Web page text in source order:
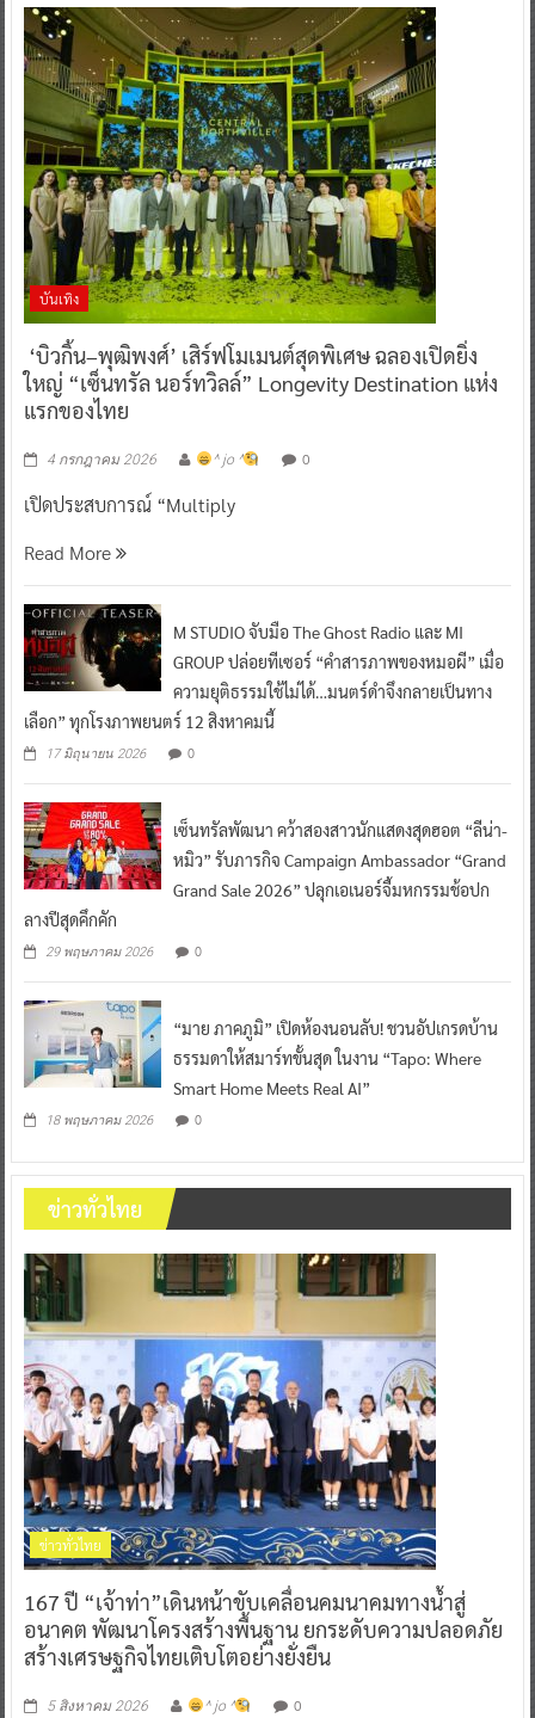
บันเทิง
‘บิวกิ้น–พุฒิพงศ์’ เสิร์ฟโมเมนต์สุดพิเศษ ฉลองเปิดยิ่ง
ใหญ่ “เซ็นทรัล นอร์ทวิลล์” Longevity Destination แห่ง
แรกของไทย
4 กรกฎาคม 2026 ^ jo ^ 0
เปิดประสบการณ์ “Multiply
Read More
M STUDIO จับมือ The Ghost Radio และ MI
GROUP ปล่อยทีเซอร์ “คำสารภาพของหมอผี” เมื่อ
ความยุติธรรมใช้ไม่ได้…มนตร์ดำจึงกลายเป็นทาง
เลือก” ทุกโรงภาพยนตร์ 12 สิงหาคมนี้
17 มิถุนายน 2026 0
เซ็นทรัลพัฒนา คว้าสองสาวนักแสดงสุดฮอต “ลีน่า-
หมิว” รับภารกิจ Campaign Ambassador “Grand
Grand Sale 2026” ปลุกเอเนอร์จี้มหกรรมช้อปก
ลางปีสุดคึกคัก
29 พฤษภาคม 2026 0
“มาย ภาคภูมิ” เปิดห้องนอนลับ! ชวนอัปเกรดบ้าน
ธรรมดาให้สมาร์ทขั้นสุด ในงาน “Tapo: Where
Smart Home Meets Real AI”
18 พฤษภาคม 2026 0
ข่าวทั่วไทย
ข่าวทั่วไทย
167 ปี “เจ้าท่า”เดินหน้าขับเคลื่อนคมนาคมทางน้ำสู่
อนาคต พัฒนาโครงสร้างพื้นฐาน ยกระดับความปลอดภัย
สร้างเศรษฐกิจไทยเติบโตอย่างยั่งยืน
5 สิงหาคม 2026 ^ jo ^ 0